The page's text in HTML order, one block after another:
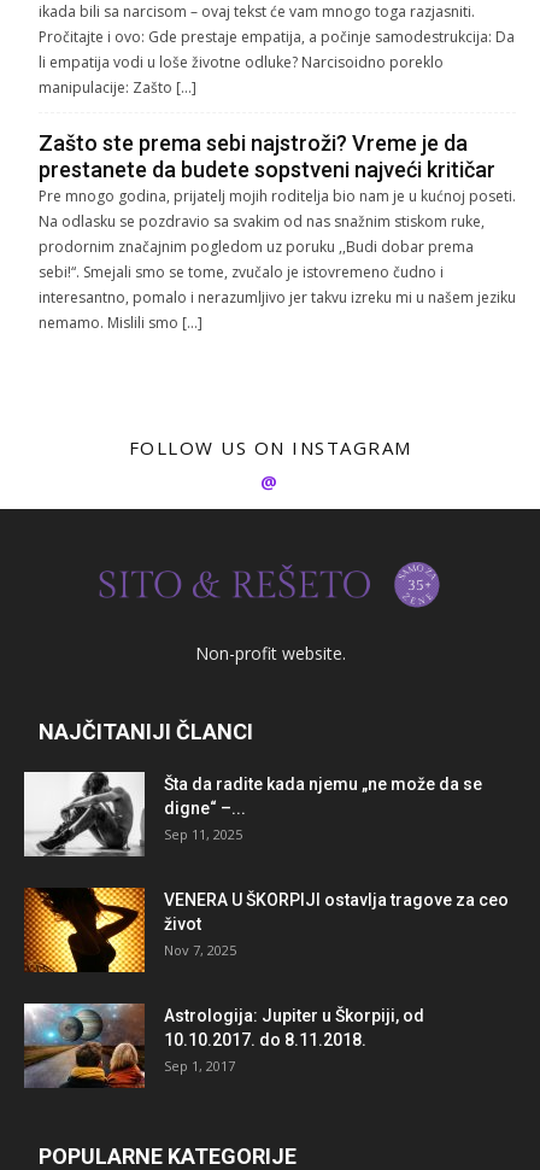
ikada bili sa narcisom – ovaj tekst će vam mnogo toga razjasniti.
Pročitajte i ovo: Gde prestaje empatija, a počinje samodestrukcija: Da
li empatija vodi u loše životne odluke? Narcisoidno poreklo
manipulacije: Zašto […]
Zašto ste prema sebi najstroži? Vreme je da
prestanete da budete sopstveni najveći kritičar
Pre mnogo godina, prijatelj mojih roditelja bio nam je u kućnoj poseti.
Na odlasku se pozdravio sa svakim od nas snažnim stiskom ruke,
prodornim značajnim pogledom uz poruku ,,Budi dobar prema
sebi!“. Smejali smo se tome, zvučalo je istovremeno čudno i
interesantno, pomalo i nerazumljivo jer takvu izreku mi u našem jeziku
nemamo. Mislili smo […]
FOLLOW US ON INSTAGRAM
@
Non-profit website.
NAJČITANIJI ČLANCI
Šta da radite kada njemu „ne može da se
digne“ –...
Sep 11, 2025
VENERA U ŠKORPIJI ostavlja tragove za ceo
život
Nov 7, 2025
Astrologija: Jupiter u Škorpiji, od
10.10.2017. do 8.11.2018.
Sep 1, 2017
POPULARNE KATEGORIJE